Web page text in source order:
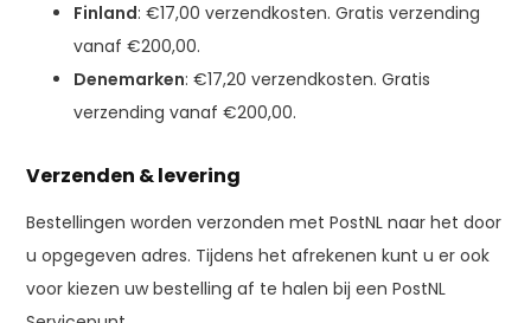
Finland: €17,00 verzendkosten. Gratis verzending
vanaf €200,00.
Denemarken: €17,20 verzendkosten. Gratis
verzending vanaf €200,00.
Verzenden & levering
Bestellingen worden verzonden met PostNL naar het door
u opgegeven adres. Tijdens het afrekenen kunt u er ook
voor kiezen uw bestelling af te halen bij een PostNL